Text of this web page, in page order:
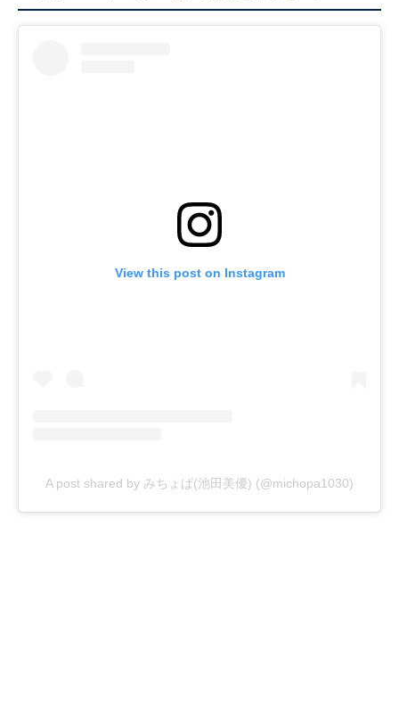
View this post on Instagram
A post shared by みちょぱ(池田美優) (@michopa1030)